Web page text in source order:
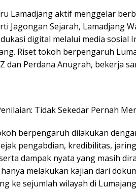
Lamadjang aktif menggelar
Jagongan Sejarah, Lamadjang
digital melalui media sosial
Riset tokoh berpengaruh
dan Perdana Anugrah, bekerja
Tidak Sekedar Pernah
berpengaruh dilakukan
pengabdian, kredibilitas,
dampak nyata yang masih
melakukan kajian dari
ke sejumlah wilayah di